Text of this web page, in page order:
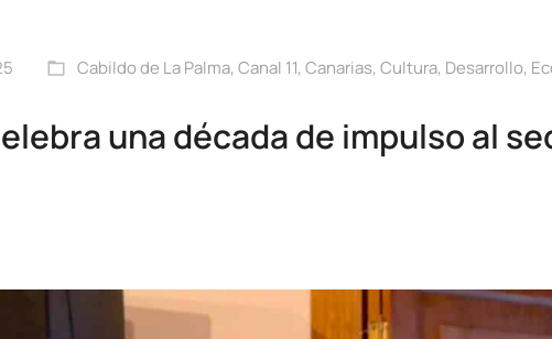
Cabildo de La Palma, Canal 11, Canarias, Cultura, Desarrollo,
una década de impulso al